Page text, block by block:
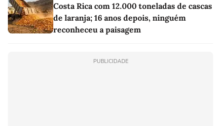
Costa Rica com 12.000 toneladas de cascas
de laranja; 16 anos depois, ninguém
reconheceu a paisagem
PUBLICIDADE